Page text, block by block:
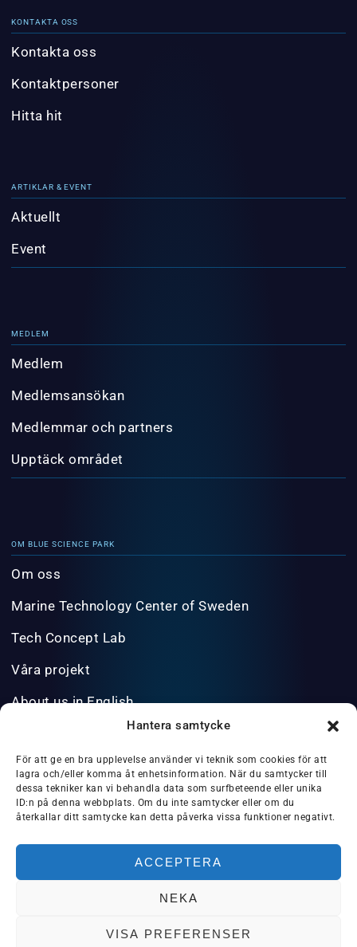
Hantera samtycke
För att ge en bra upplevelse använder vi teknik som cookies för att
lagra och/eller komma åt enhetsinformation. När du samtycker till
dessa tekniker kan vi behandla data som surfbeteende eller unika
ID:n på denna webbplats. Om du inte samtycker eller om du
återkallar ditt samtycke kan detta påverka vissa funktioner negativt.
ACCEPTERA
NEKA
VISA PREFERENSER
KONTAKTA OSS
Kontakta oss
Kontaktpersoner
Hitta hit
ARTIKLAR & EVENT
Aktuellt
Event
MEDLEM
Medlem
Medlemsansökan
Medlemmar och partners
Upptäck området
OM BLUE SCIENCE PARK
Om oss
Marine Technology Center of Sweden
Tech Concept Lab
Våra projekt
About us in English
INFO@BLUESCIENCEPARK.SE